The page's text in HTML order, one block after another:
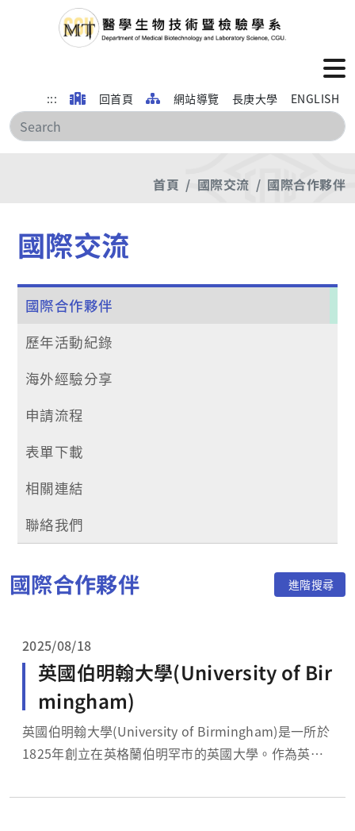
::: 回首頁 網站導覽 長庚大學 ENGLISH
搜
首頁 國際交流 國際合作夥伴
國際交流
國際合作夥伴
歷年活動紀錄
海外經驗分享
申請流程
表單下載
相關連結
聯絡我們
國際合作夥伴 進階搜尋
2025/08/18
英國伯明翰大學(University of Bir
mingham)
英國伯明翰大學(University of Birmingham)是一所於
1825年創立在英格蘭伯明罕市的英國大學。作為英國
學」，在英王聖喬治四世攝政王時期（The Regency